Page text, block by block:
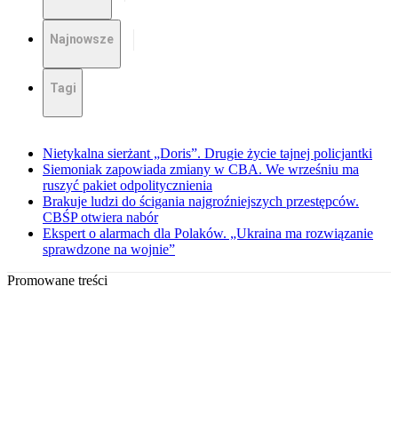
Najnowsze
Tagi
Nietykalna sierżant „Doris”. Drugie życie tajnej policjantki
Siemoniak zapowiada zmiany w CBA. We wrześniu ma
ruszyć pakiet odpolitycznienia
Brakuje ludzi do ścigania najgroźniejszych przestępców.
CBŚP otwiera nabór
Ekspert o alarmach dla Polaków. „Ukraina ma rozwiązanie
sprawdzone na wojnie”
Promowane treści